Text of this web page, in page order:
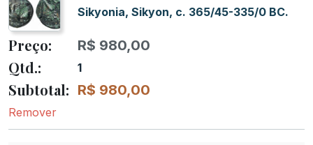
Sikyonia, Sikyon, c. 365/45-335/0 BC.
R$ 980,00
1
R$ 980,00
Remover